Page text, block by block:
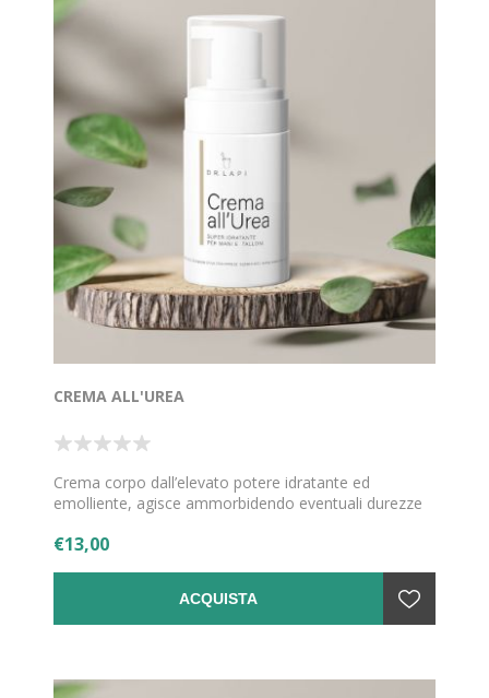
CREMA ALL'UREA
Crema corpo dall’elevato potere idratante ed
emolliente, agisce ammorbidendo eventuali durezze
€13,00
ACQUISTA